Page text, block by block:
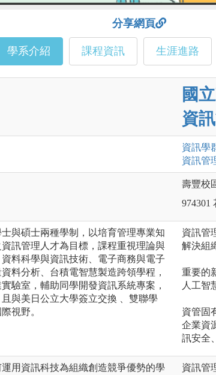
分享網頁
學系介紹 課程資訊 生涯進路
國
資
資訊學
資訊管
壽豐校
974301
與碩士兩種學制，以培育管理專業知
訊管理人才為目標，課程重視理論與
料科學與資訊技術、電子商務與電子
料分析、台積電智慧製造跨領學程，
驗室，輔助同學開發資訊系統專案，
與美日公立大學簽立交換 、雙聯學
視野。
資訊管
解決組
重要的
人工智
資管固
企業資
訊安全
用資訊科技為組織創造競爭優勢的學
資訊管